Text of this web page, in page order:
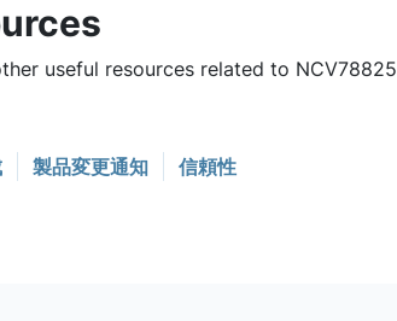
useful resources related to NCV78825
製品変更通知 信頼性